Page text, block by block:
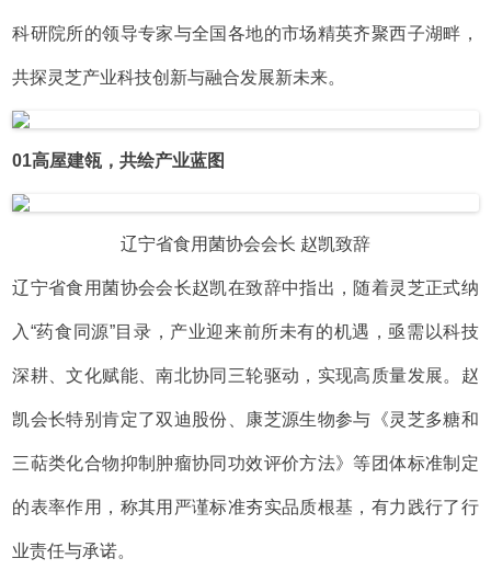
科研院所的领导专家与全国各地的市场精英齐聚西子湖畔，
共探灵芝产业科技创新与融合发展新未来。
01高屋建瓴，共绘产业蓝图
辽宁省食用菌协会会长 赵凯致辞
辽宁省食用菌协会会长赵凯在致辞中指出，随着灵芝正式纳
入“药食同源”目录，产业迎来前所未有的机遇，亟需以科技
深耕、文化赋能、南北协同三轮驱动，实现高质量发展。赵
凯会长特别肯定了双迪股份、康芝源生物参与《灵芝多糖和
三萜类化合物抑制肿瘤协同功效评价方法》等团体标准制定
的表率作用，称其用严谨标准夯实品质根基，有力践行了行
业责任与承诺。